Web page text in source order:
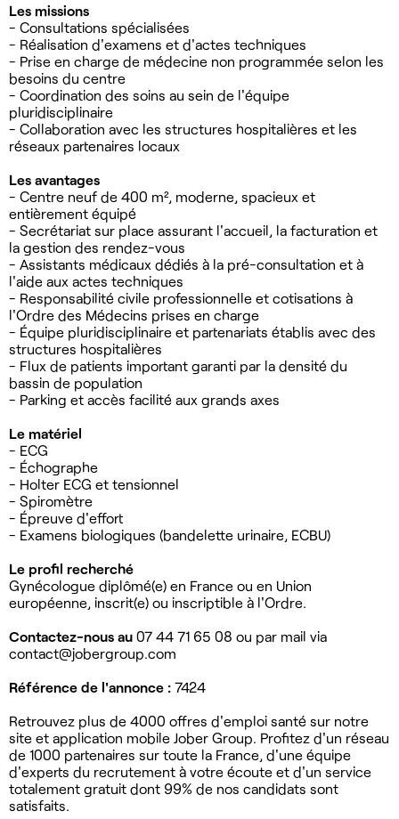
Les missions
- Consultations spécialisées
- Réalisation d'examens et d'actes techniques
- Prise en charge de médecine non programmée selon les
besoins du centre
- Coordination des soins au sein de l'équipe
pluridisciplinaire
- Collaboration avec les structures hospitalières et les
réseaux partenaires locaux
Les avantages
- Centre neuf de 400 m², moderne, spacieux et
entièrement équipé
- Secrétariat sur place assurant l'accueil, la facturation et
la gestion des rendez-vous
- Assistants médicaux dédiés à la pré-consultation et à
l'aide aux actes techniques
- Responsabilité civile professionnelle et cotisations à
l'Ordre des Médecins prises en charge
- Équipe pluridisciplinaire et partenariats établis avec des
structures hospitalières
- Flux de patients important garanti par la densité du
bassin de population
- Parking et accès facilité aux grands axes
Le matériel
- ECG
- Échographe
- Holter ECG et tensionnel
- Spiromètre
- Épreuve d'effort
- Examens biologiques (bandelette urinaire, ECBU)
Le profil recherché
Gynécologue diplômé(e) en France ou en Union
européenne, inscrit(e) ou inscriptible à l'Ordre.
Contactez-nous au 07 44 71 65 08 ou par mail via
contact@jobergroup.com
Référence de l'annonce : 7424
Retrouvez plus de 4000 offres d'emploi santé sur notre
site et application mobile Jober Group. Profitez d'un réseau
de 1000 partenaires sur toute la France, d'une équipe
d'experts du recrutement à votre écoute et d'un service
totalement gratuit dont 99% de nos candidats sont
satisfaits.